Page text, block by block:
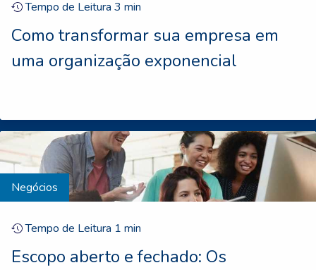
Tempo de Leitura 3 min
Como transformar sua empresa em
uma organização exponencial
Negócios
Tempo de Leitura 1 min
Escopo aberto e fechado: Os